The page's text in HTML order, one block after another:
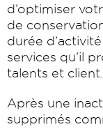
d’optimiser
de
durée
services qu’il
talents et client.
Après une
supprimés